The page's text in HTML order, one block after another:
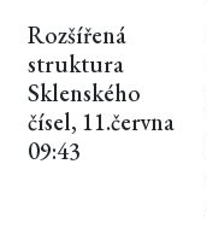
Rozšířená
struktura
Sklenského
čísel, 11.června
09:43